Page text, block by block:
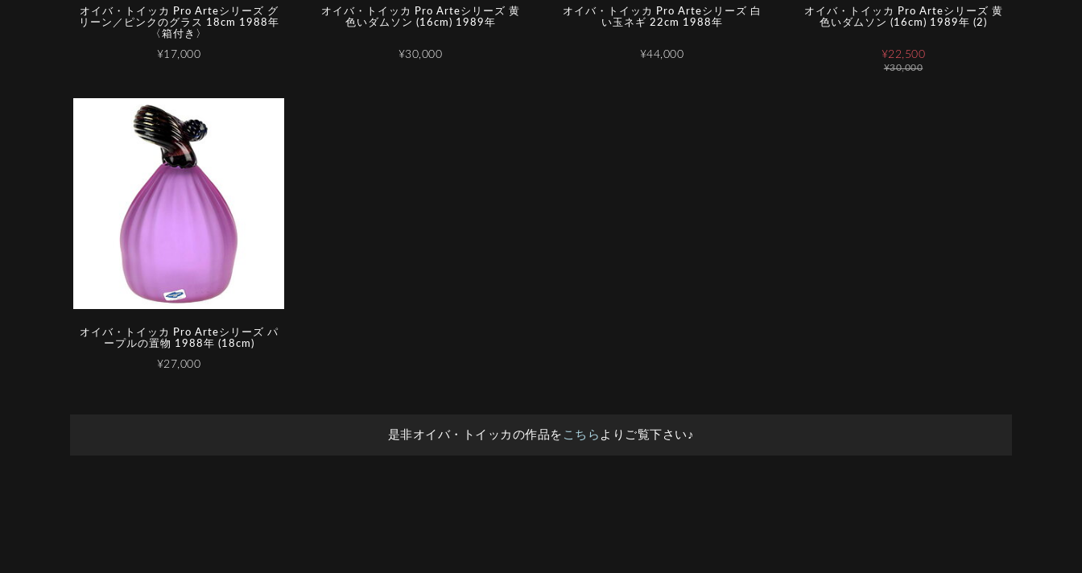
オイバ・トイッカ Pro Arteシリーズ グ
リーン／ピンクのグラス 18cm 1988年
〈箱付き〉
¥17,000
オイバ・トイッカ Pro Arteシリーズ 黄
色いダムソン (16cm) 1989年
¥30,000
オイバ・トイッカ Pro Arteシリーズ 白
い玉ネギ 22cm 1988年
¥44,000
オイバ・トイッカ Pro Arteシリーズ 黄
色いダムソン (16cm) 1989年 (2)
¥30,000
¥22,500
オイバ・トイッカ Pro Arteシリーズ パ
ープルの置物 1988年 (18cm)
¥27,000
是非オイバ・トイッカの作品を こちら よりご覧下さい♪